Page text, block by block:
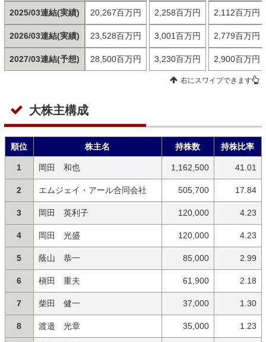
2025/03連結(実績)
2026/03連結(実績)
2027/03連結(予想)
20,267百万円
23,528百万円
28,500百万円
2,258百万円
3,001百万円
3,230百万円
2,112百万円
2,779百万円
2,900百万円
右にスワイプできます
大株主構成
順位 株主名 持株数 持株比率
1 岡田 和也 1,162,500 41.01
2 エムジェイ・アール合同会社 505,700 17.84
3 岡田 英利子 120,000 4.23
4 岡田 光盛 120,000 4.23
5 蔭山 恭一 85,000 2.99
6 槇田 重夫 61,900 2.18
7 柴田 健一 37,000 1.30
8 渡邉 光章 35,000 1.23